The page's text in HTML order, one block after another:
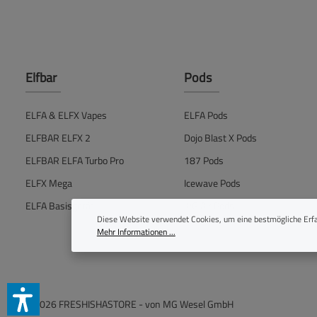
Elfbar
ELFA & ELFX Vapes
ELFBAR ELFX 2
ELFBAR ELFA Turbo Pro
ELFX Mega
ELFA Basisgerät
Pods
ELFA Pods
Dojo Blast X Pods
187 Pods
Icewave Pods
© 2026 FRESHISHASTORE - von MG Wesel GmbH
Diese Website verwendet Cookies, um eine bestmögliche
Mehr Informationen ...